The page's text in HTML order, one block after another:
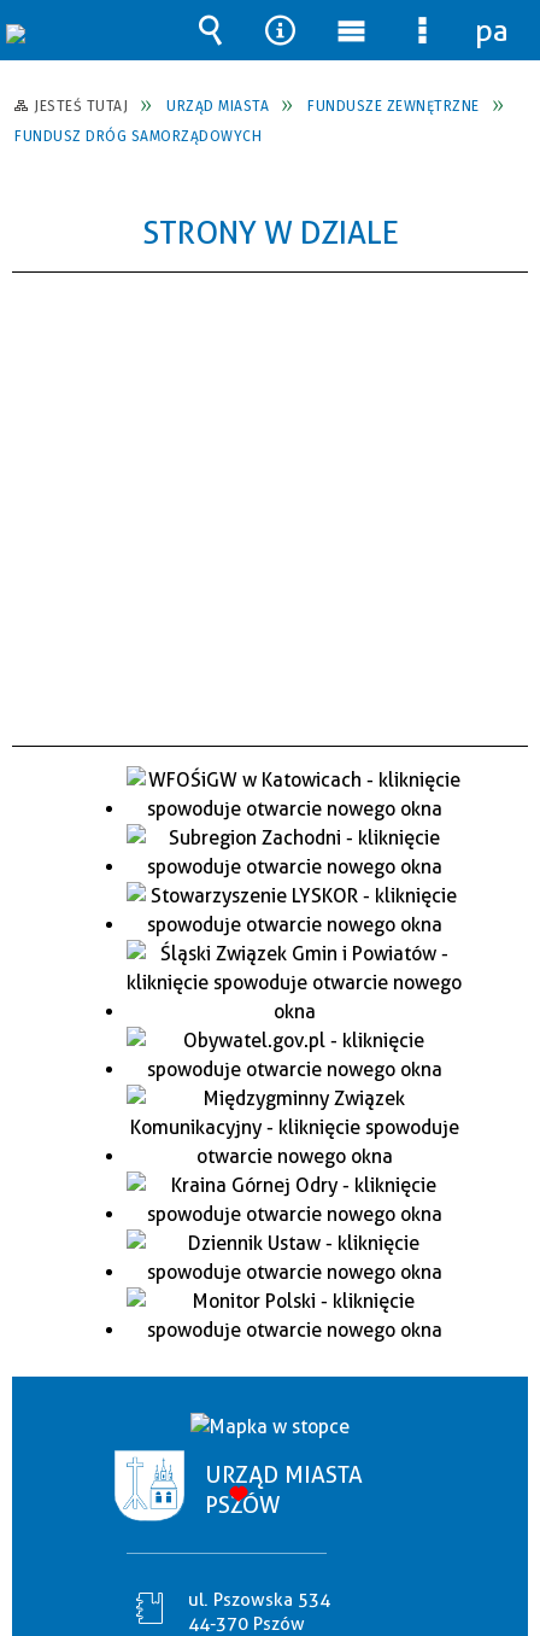
JESTEŚ TUTAJ URZĄD MIASTA
FUNDUSZE ZEWNĘTRZNE
FUNDUSZ DRÓG SAMORZĄDOWYCH
STRONY W DZIALE
URZĄD MIASTA
PSZÓW
ul. Pszowska 534
44-370 Pszów
Wyszukiwarka
Narzędzia
Menu
główne
Menu